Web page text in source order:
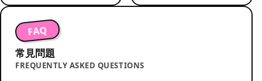
FAQ
常見問題
FREQUENTLY ASKED QUESTIONS